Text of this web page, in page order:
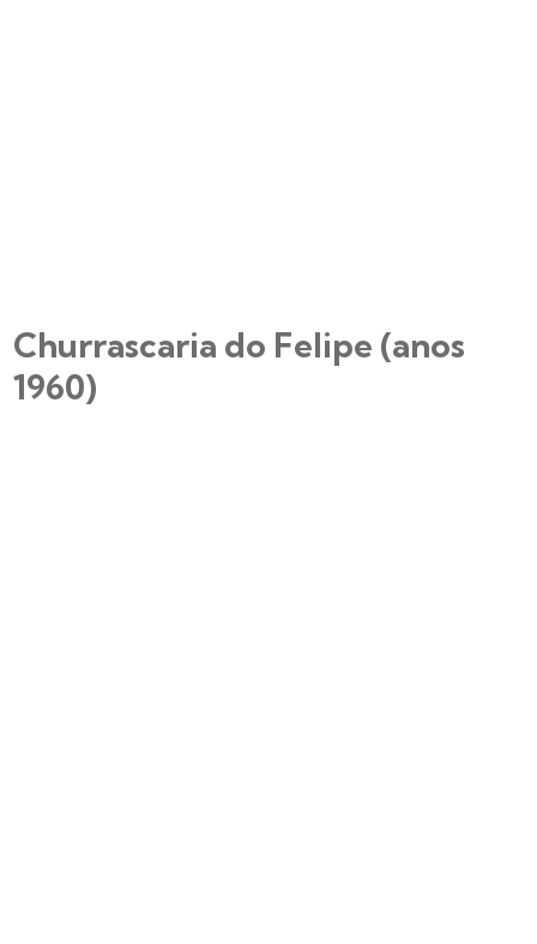
Churrascaria do Felipe (anos
1960)